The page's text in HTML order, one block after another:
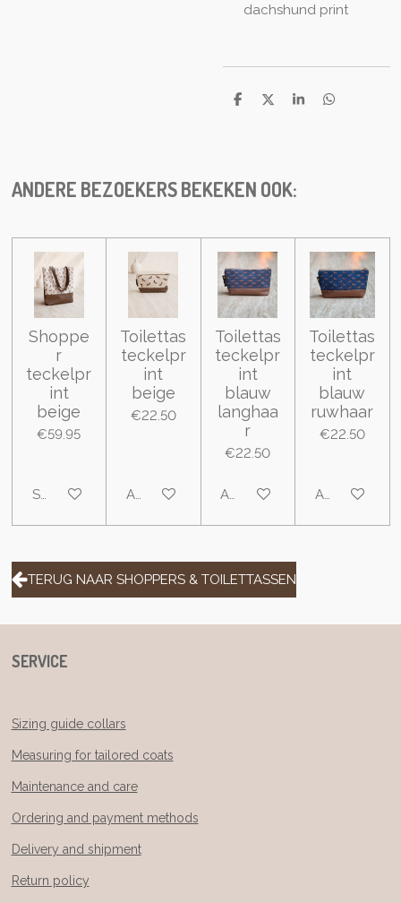
dachshund print
S
S
S
S
ANDERE BEZOEKERS BEKEKEN OOK:
Shoppe
r
teckelpr
int
beige
€59.95
See details
Toilettas
teckelpr
int
beige
€22.50
Add to cart
Toilettas
teckelpr
int
blauw
langhaa
r
€22.50
Add to cart
Toilettas
teckelpr
int
blauw
ruwhaar
€22.50
Add to cart
TERUG NAAR SHOPPERS & TOILETTASSEN
SERVICE
Sizing guide collars
Measuring for tailored coats
Maintenance and care
Ordering and payment methods
Delivery and shipment
Return policy